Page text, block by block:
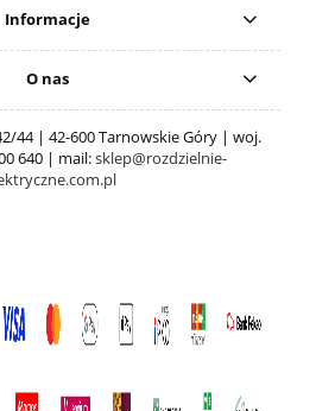
Informacje
O nas
44 | 42-600 Tarnowskie Góry | woj.
640 | mail:sklep@rozdzielnie-